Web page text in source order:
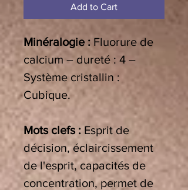
Add to Cart
Minéralogie : Fluorure de
calcium – dureté : 4 –
Système cristallin :
Cubique.
Mots clefs : Esprit de
décision, éclaircissement
de l'esprit, capacités de
concentration, permet de